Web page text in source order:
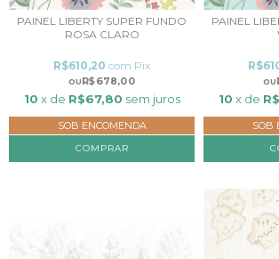
PAINEL LIBERTY SUPER FUNDO
ROSA CLARO
R$678,00
R$610,20 com Pix
10 x de R$67,80 sem juros
SOB ENCOMENDA
COMPRAR
PAINEL
10 x de
SOB